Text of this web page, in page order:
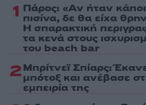
1 Πάρος: «Αν ήταν
πισίνα, δε θα είχα
Η σπαρακτική
τα κενά στους
του beach bar
2Μπρίτνεϊ Σπίαρς:
μπότοξ και ανέβασε
εμπειρία της